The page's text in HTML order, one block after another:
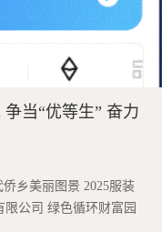
当“优等生” 奋力
乡美丽图景 2025服装
公司 绿色循环财富园